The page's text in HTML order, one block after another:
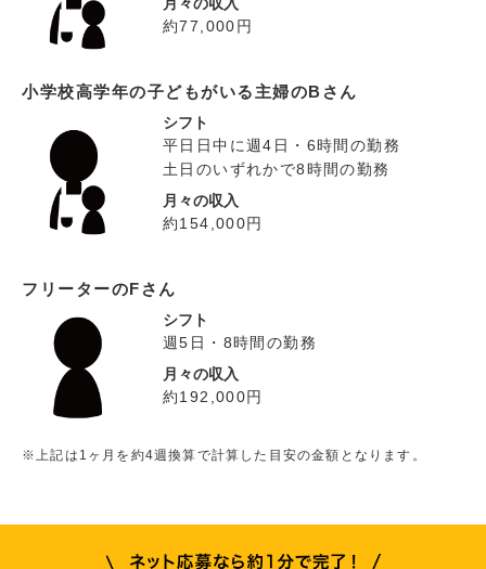
約77,000円
小学校高学年の子どもがいる主婦のBさん
シフト
平日日中に週4日・6時間の勤務
土日のいずれかで8時間の勤務
月々の収入
約154,000円
フリーターのFさん
シフト
週5日・8時間の勤務
月々の収入
約192,000円
※上記は1ヶ月を約4週換算で計算した目安の金額となります。